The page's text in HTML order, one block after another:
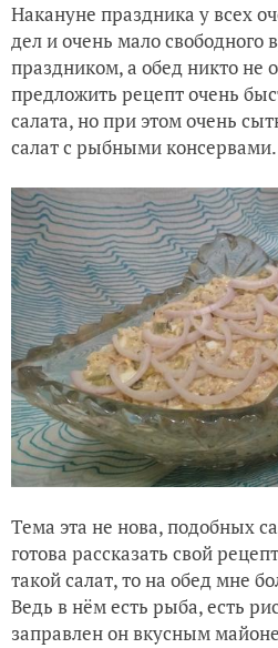
Накануне праздника у всех
дел и очень мало свободного
праздником, а обед никто не
предложить рецепт очень
салата, но при этом очень
салат с рыбными консервами.
Тема эта не нова, подобных
готова рассказать свой
такой салат, то на обед мне
Ведь в нём есть рыба, есть
заправлен он вкусным